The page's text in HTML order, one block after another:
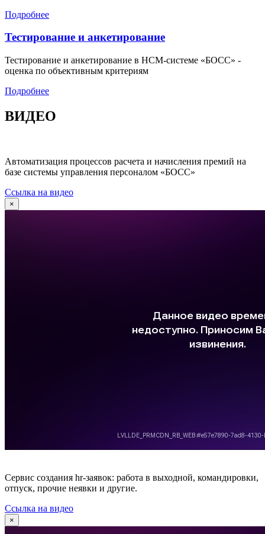
Подробнее
Тестирование и анкетирование
Тестирование и анкетирование в HCM-системе «БОСС» -
оценка по объективным критериям
Подробнее
ВИДЕО
Автоматизация процессов расчета и начисления премий на
базе системы управления персоналом «БОСС»
Ссылка на видео
×
Сервис создания hr-заявок: работа в выходной, командировки,
отпуск, прочие неявки и другие.
Ссылка на видео
×